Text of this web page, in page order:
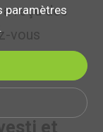
reçu des
vous
a
et
paramètres